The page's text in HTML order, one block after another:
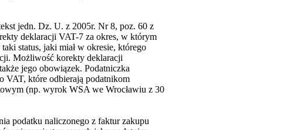
jedn. Dz. U. z 2005r. Nr 8, poz. 60 z
deklaracji VAT-7 za okres, w którym
status, jaki miał w okresie, którego
Możliwość korekty deklaracji
jego obowiązek. Podatniczka
VAT, które odbierają podatnikom
(np. wyrok WSA we Wrocławiu z 30
podatku naliczonego z faktur zakupu